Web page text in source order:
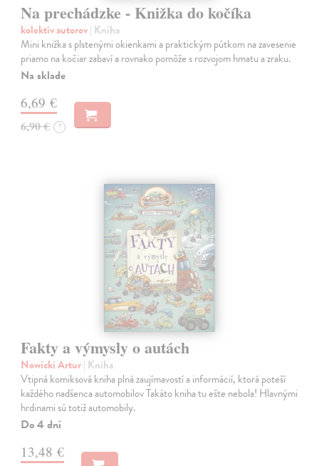
Na prechádzke - Knižka do kočíka
kolektív autorov| Kniha
Mini knižka s plstenými okienkami a praktickým pútkom na zavesenie
priamo na kočiar zabaví a rovnako pomôže s rozvojom hmatu a zraku.
Na sklade
6,69 €
6,90 € ?
Fakty a výmysly o autách
Nowicki Artur| Kniha
Vtipná komiksová kniha plná zaujímavostí a informácií, ktorá poteší
každého nadšenca automobilov Takáto kniha tu ešte nebola! Hlavnými
hrdinami sú totiž automobily.
Do 4 dní
13,48 €